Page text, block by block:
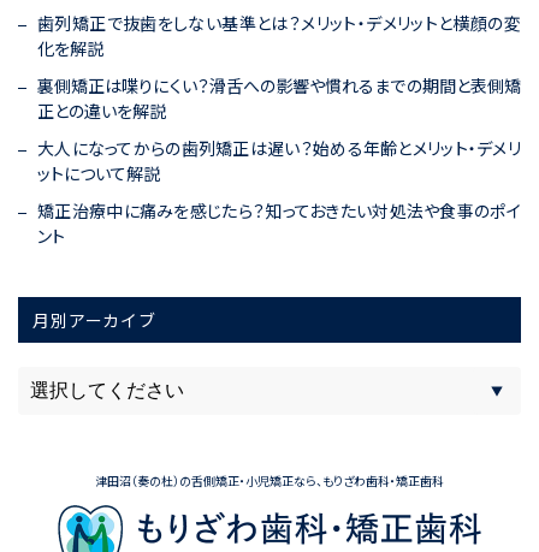
歯列矯正で抜歯をしない基準とは？メリット・デメリットと横顔の変
化を解説
裏側矯正は喋りにくい？滑舌への影響や慣れるまでの期間と表側矯
正との違いを解説
大人になってからの歯列矯正は遅い？始める年齢とメリット・デメリ
ットについて解説
矯正治療中に痛みを感じたら？知っておきたい対処法や食事のポイ
ント
月別アーカイブ
津田沼（奏の杜）の舌側矯正・小児矯正なら、もりざわ歯科・矯正歯科